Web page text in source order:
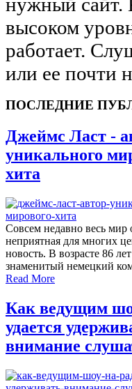
высоком
работает.
или ее почти
ПОСЛЕДНИЕ
Джеймс Ласт -
уникального
хита
Совсем недавно весь мир
неприятная для многих
новость. В возрасте 86
знаменитый немецкий
Read More
Как ведущим
удается
внимание